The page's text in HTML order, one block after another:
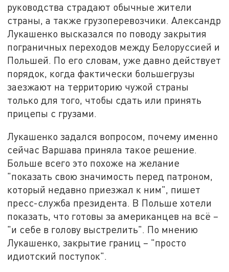
руководства страдают обычные жители
страны, а также грузоперевозчики. Александр
Лукашенко высказался по поводу закрытия
пограничных переходов между Белоруссией и
Польшей. По его словам, уже давно действует
порядок, когда фактически большегрузы
заезжают на территорию чужой страны
только для того, чтобы сдать или принять
прицепы с грузами.
Лукашенко задался вопросом, почему именно
сейчас Варшава приняла такое решение.
Больше всего это похоже на желание
"показать свою значимость перед патроном,
который недавно приезжал к ним", пишет
пресс-служба президента. В Польше хотели
показать, что готовы за американцев на всё –
"и себе в голову выстрелить". По мнению
Лукашенко, закрытие границ – "просто
идиотский поступок".